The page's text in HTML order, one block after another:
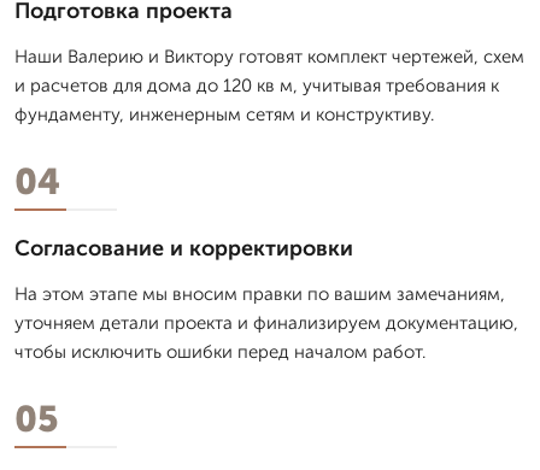
Подготовка проекта
Наши Валерию и Виктору готовят комплект чертежей, схем
и расчетов для дома до 120 кв м, учитывая требования к
фундаменту, инженерным сетям и конструктиву.
04
Согласование и корректировки
На этом этапе мы вносим правки по вашим замечаниям,
уточняем детали проекта и финализируем документацию,
чтобы исключить ошибки перед началом работ.
05